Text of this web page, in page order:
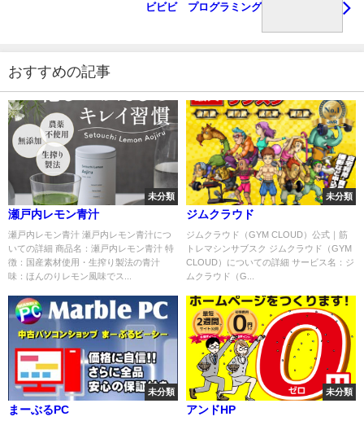
ビビビ プログラミング
おすすめの記事
未分類
瀬戸内レモン青汁
瀬戸内レモン青汁 瀬戸内レモン青汁につ
いての詳細 商品名：瀬戸内レモン青汁 特
徴：国産素材使用・生搾り製法の青汁
味：ほんのりレモン風味でス...
未分類
ジムクラウド
ジムクラウド（GYM CLOUD）公式｜筋
トレマシンサブスク ジムクラウド（GYM
CLOUD）についての詳細 サービス名：ジ
ムクラウド（G...
未分類
まーぶるPC
未分類
アンドHP